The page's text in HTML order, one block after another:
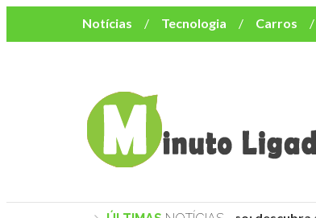
Notícias Tecnologia Carros
Mulher
Bem-Estar Negócios